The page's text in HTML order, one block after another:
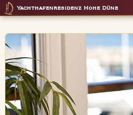
Yachthafenresidenz Hohe Düne